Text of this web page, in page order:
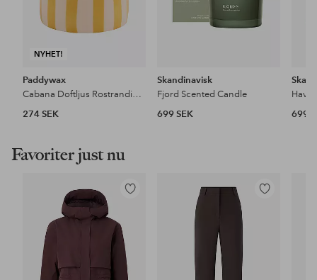
NYHET!
Paddywax
Cabana Doftljus Rostrandig keramik - Sienna Sunset Boxad
274 SEK
Skandinavisk
Fjord Scented Candle
699 SEK
Hav
699
Favoriter just nu
Lägg
favoriter
Lägg